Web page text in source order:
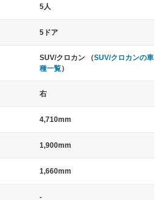
5人
5ドア
SUV/クロカン （SUV/クロカンの車
種一覧）
右
4,710mm
1,900mm
1,660mm
-